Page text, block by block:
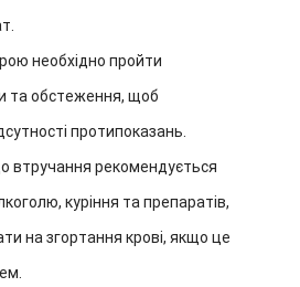
необхідно пройти
та обстеження, щоб
протипоказань.
втручання рекомендується
куріння та препаратів,
на згортання крові, якщо це